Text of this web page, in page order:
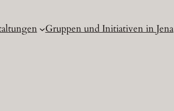
Gruppen und Initiativen in Jena